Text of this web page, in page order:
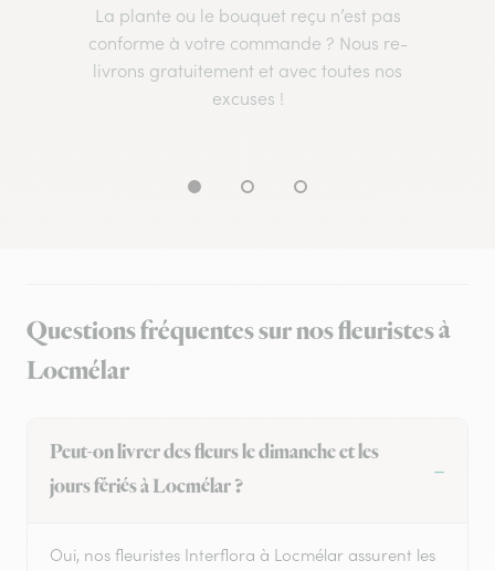
La plante ou le bouquet reçu n’est pas
conforme à votre commande ? Nous re-
livrons gratuitement et avec toutes nos
excuses !
Questions fréquentes sur nos fleuristes à
Locmélar
Peut-on livrer des fleurs le dimanche et les
jours fériés à Locmélar ?
Oui, nos fleuristes Interflora à Locmélar assurent les